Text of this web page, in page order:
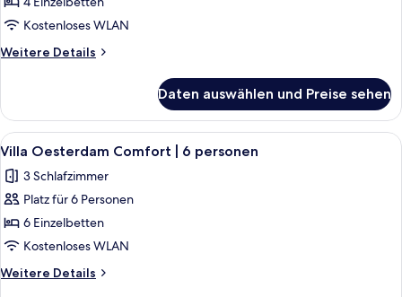
2+2
personen
Kostenloses WLAN
Weitere Details
Weitere
Oesterdam
2+2
Daten auswählen und Preise sehen
Alle
Fotos
für
Villa
Oesterdam
Comfort
|
6
Ein Schlafzimmer mit zwei Betten,
7
Villa Oesterdam Comfort | 6 personen
3 Schlafzimmer
Platz für 6 Personen
6 Einzelbetten
Kostenloses WLAN
Weitere Details
Weitere